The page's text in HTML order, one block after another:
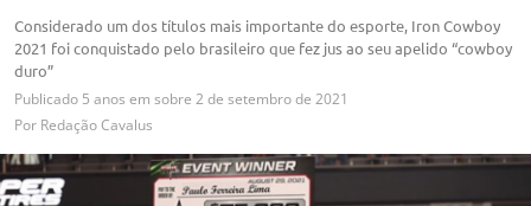
Considerado um dos títulos mais importante do esporte, Iron Cowboy
2021 foi conquistado pelo brasileiro que fez jus ao seu apelido “cowboy
duro”
Publicado 5 anos em sobre 2 de setembro de 2021
Por Redação Cavalus